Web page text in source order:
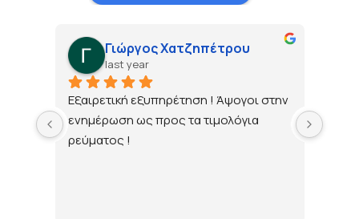
Γιώργος Χατζηπέτρου
last year
Εξαιρετική εξυπηρέτηση ! Άψογοι στην
ενημέρωση ως προς τα τιμολόγια
ρεύματος !